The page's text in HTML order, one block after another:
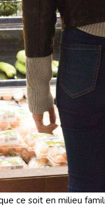
ce soit en milieu